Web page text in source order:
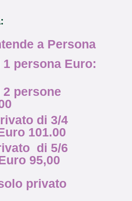
a Persona
persona Euro:
persone
di 3/4
101.00
di 5/6
95,00
privato